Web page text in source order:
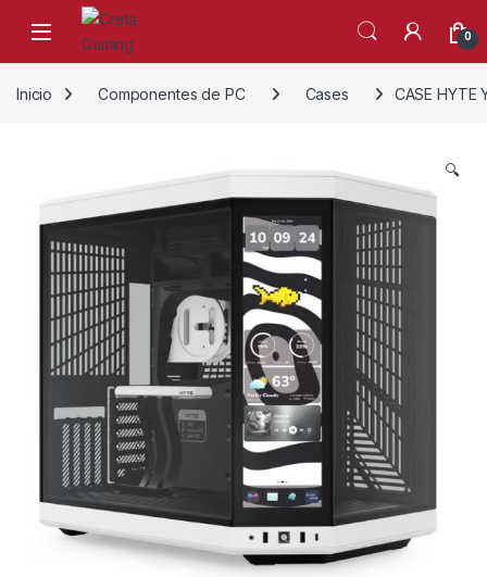
Skip to navigation
Skip to content
0
Inicio Componentes de PC Cases CASE HYTE
🔍